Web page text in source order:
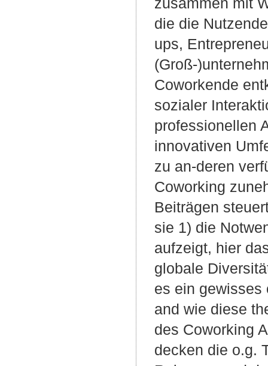
die die
ups,
(Groß-
Coworkende
sozialer
professionellen
innovativen
zu an-deren
Coworking
Beiträgen
sie 1) die
aufzeigt, hier
globale
es ein gewisses
and wie diese
des Coworking
decken die o.g.